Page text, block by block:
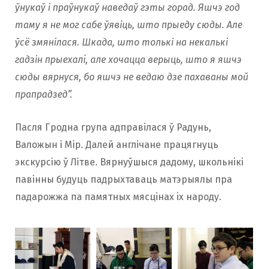
ўнукаў і праўнукаў наведаў гэты горад. Яшчэ год
таму я не мог сабе ўявіць, што прыеду сюды. Але
ўсё змянілася. Шкада, што толькі на некалькі
гадзін прыехалi, але хочацца верыць, што я яшчэ
сюды вярнуся, бо яшчэ не ведаю дзе пахаваны мой
прапрадзед”.
Пасля Гродна група адправілася ў Радунь,
Валожын і Мір. Далей англічане працягнуць
экскурсію ў Літве. Вярнуўшыся дадому, школьнікі
павінны будуць падрыхтаваць матэрыялы пра
падарожжа па памятных мясцінах iх народу.